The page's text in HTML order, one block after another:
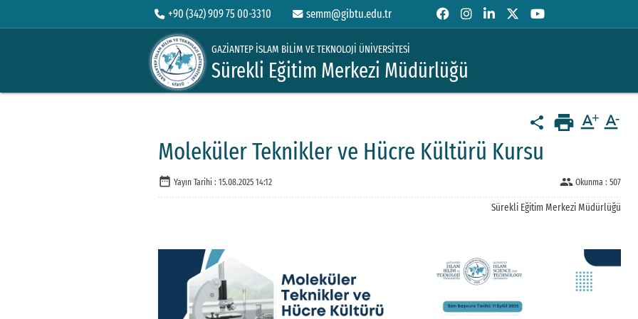
+90 (342) 909 75 00-3310 semm@gibtu.edu.tr
GAZİANTEP İSLAM BİLİM VE TEKNOLOJİ ÜNİVERSİTESİ
Sürekli Eğitim Merkezi Müdürlüğü
print text_format text_format
share
Moleküler Teknikler ve Hücre Kültürü Kursu
date_range Yayın Tarihi : 15.08.2025 14:12 people Okunma :507
Sürekli Eğitim Merkezi Müdürlüğü